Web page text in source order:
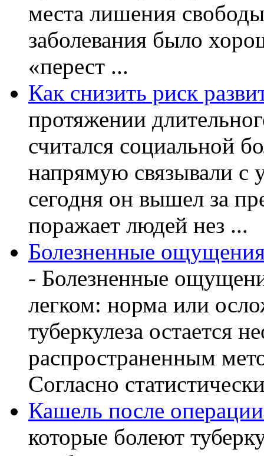
места лишения
заболевания было
«перест ...
Как снизить риск
протяжении
считался социальной
напрямую связывали с
сегодня он вышел за
поражает людей нез ...
Болезненные
- Болезненные
легком: норма или
туберкулеза остается
распространенным
Согласно
Кашель после
которые болеют